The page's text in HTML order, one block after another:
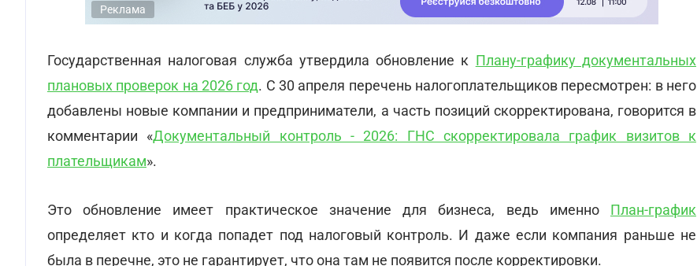
Реклама
Государственная налоговая служба утвердила обновление к Плану-графику документальных
плановых проверок на 2026 год. С 30 апреля перечень налогоплательщиков пересмотрен: в него
добавлены новые компании и предприниматели, а часть позиций скорректирована, говорится в
комментарии «Документальный контроль - 2026: ГНС скорректировала график визитов к
плательщикам».
Это обновление имеет практическое значение для бизнеса, ведь именно План-график
определяет кто и когда попадет под налоговый контроль. И даже если компания раньше не
была в перечне, это не гарантирует, что она там не появится после корректировки.